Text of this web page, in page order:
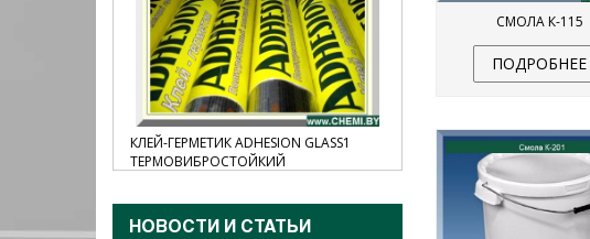
КЛЕЙ-ГЕРМЕТИК ADHESION GLASS1
ТЕРМОВИБРОСТОЙКИЙ
КЛЕЙ-ГЕРМЕТИК ГЕРМЕСИЛ
НОВОСТИ И CТАТЬИ
СМОЛА К-115
ПОДРОБНЕЕ